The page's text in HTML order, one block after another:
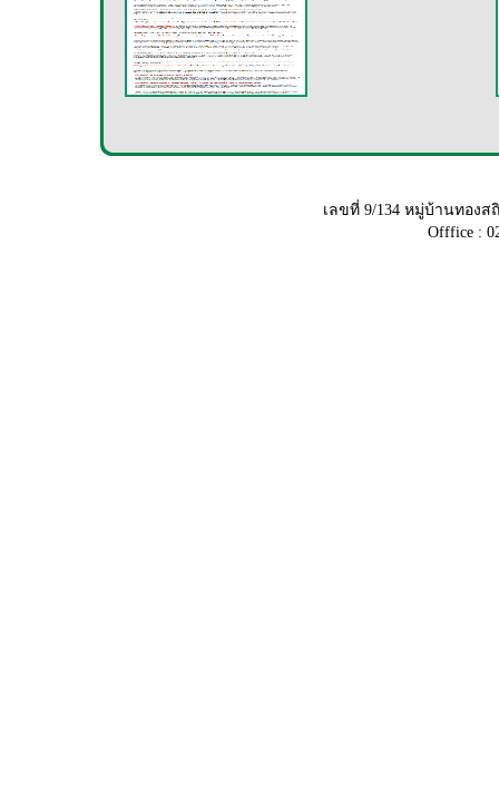
เลขที่ 9/134 หมู่บ้านทอง
Offfice :